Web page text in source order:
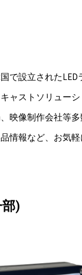
で設立されたLED
ャストソリュー
映像制作会社等
情報など、お気軽
)